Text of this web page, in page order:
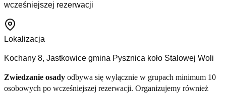
wcześniejszej rezerwacji
Lokalizacja
Kochany 8, Jastkowice gmina Pysznica koło Stalowej Woli
Zwiedzanie osady odbywa się wyłącznie w grupach minimum 10
osobowych po wcześniejszej rezerwacji. Organizujemy również